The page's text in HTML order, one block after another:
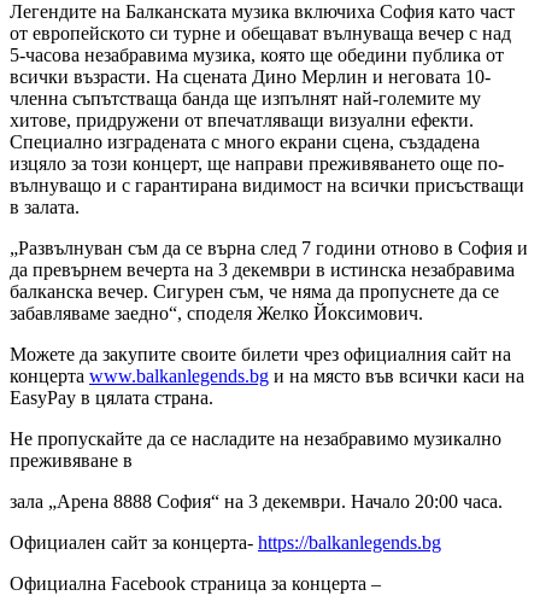
Легендите на Балканската музика включиха София като част
от eвропейското си турне и обещават вълнуваща вечер с над
5-часова незабравима музика, която ще обедини публика от
всички възрасти. На сцената Дино Мерлин и неговата 10-
членна съпътстваща банда ще изпълнят най-големите му
хитове, придружени от впечатляващи визуални ефекти.
Специално изградената с много екрани сцена, създадена
изцяло за този концерт, ще направи преживяването още по-
вълнуващо и с гарантирана видимост на всички присъстващи
в залата.
„Развълнуван съм да се върна след 7 години отново в София и
да превърнем вечерта на 3 декември в истинска незабравима
балканска вечер. Сигурен съм, че няма да пропуснете да се
забавляваме заедно“, споделя Желко Йоксимович.
Можете да закупите своите билети чрез официалния сайт на
концерта www.balkanlegends.bg и на място във всички каси на
EasyPay в цялата страна.
Не пропускайте да се насладите на незабравимо музикално
преживяване в
зала „Арена 8888 София“ на 3 декември. Начало 20:00 часа.
Официален сайт за концерта- https://balkanlegends.bg
Официална Facebook страница за концерта –